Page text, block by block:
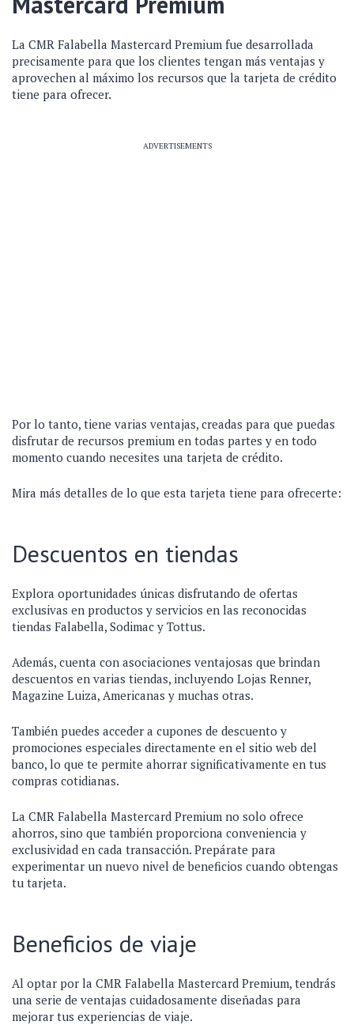
La CMR Falabella Mastercard Premium fue desarrollada
precisamente para que los clientes tengan más ventajas y
aprovechen al máximo los recursos que la tarjeta de crédito
tiene para ofrecer.
ADVERTISEMENTS
Por lo tanto, tiene varias ventajas, creadas para que puedas
disfrutar de recursos premium en todas partes y en todo
momento cuando necesites una tarjeta de crédito.
Mira más detalles de lo que esta tarjeta tiene para ofrecerte:
Descuentos en tiendas
Explora oportunidades únicas disfrutando de ofertas
exclusivas en productos y servicios en las reconocidas
tiendas Falabella, Sodimac y Tottus.
Además, cuenta con asociaciones ventajosas que brindan
descuentos en varias tiendas, incluyendo Lojas Renner,
Magazine Luiza, Americanas y muchas otras.
También puedes acceder a cupones de descuento y
promociones especiales directamente en el sitio web del
banco, lo que te permite ahorrar significativamente en tus
compras cotidianas.
La CMR Falabella Mastercard Premium no solo ofrece
ahorros, sino que también proporciona conveniencia y
exclusividad en cada transacción. Prepárate para
experimentar un nuevo nivel de beneficios cuando obtengas
tu tarjeta.
Beneficios de viaje
Al optar por la CMR Falabella Mastercard Premium, tendrás
una serie de ventajas cuidadosamente diseñadas para
mejorar tus experiencias de viaje.